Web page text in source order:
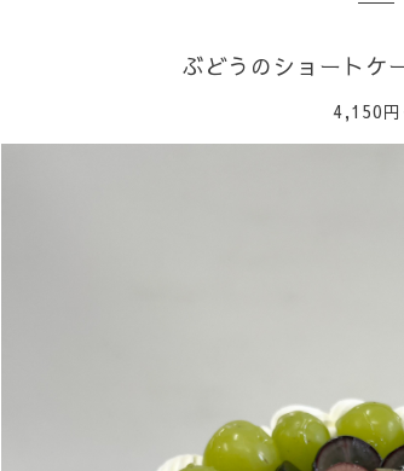
ぶどうのショートケ
4,150円